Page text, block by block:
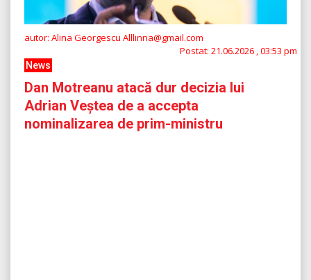
autor: Alina Georgescu Alllinna@gmail.com
Postat: 21.06.2026 , 03:53 pm
News
Dan Motreanu atacă dur decizia lui
Adrian Veștea de a accepta
nominalizarea de prim-ministru